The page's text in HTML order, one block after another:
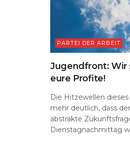
PARTEI DER ARBEIT
Jugendfront: Wir
eure Profite!
Die Hitzewellen
mehr deutlich, dass
abstrakte
Dienstagnachmittag